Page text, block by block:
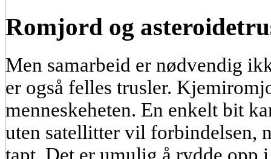
Romjord og
Men samarbeid er nødvendig
er også felles trusler.
menneskeheten. En enkelt bit
uten satellitter vil forbindelsen,